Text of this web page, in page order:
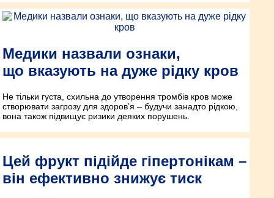
Медики назвали ознаки,
що вказують на дуже рідку кров
Не тільки густа, схильна до утворення тромбів кров може
створювати загрозу для здоров’я – будучи занадто рідкою,
вона також підвищує ризики деяких порушень.
Цей фрукт підійде гіпертонікам –
він ефективно знижує тиск